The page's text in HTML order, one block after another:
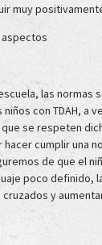
muy
las normas
con TDAH, a
se respeten
cumplir una
de que el
poco definido,
y